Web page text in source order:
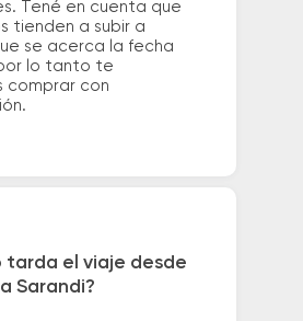
Tené en cuenta que
tienden a subir a
se acerca la fecha
lo tanto te
comprar con
tarda el viaje desde
Sarandi?